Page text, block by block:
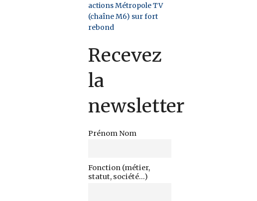
actions Métropole TV
(chaîne M6) sur fort
rebond
Recevez
la
newsletter
Prénom Nom
Fonction (métier,
statut, société...)